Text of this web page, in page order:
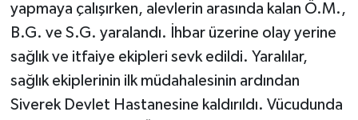
yapmaya çalışırken, alevlerin arasında kalan Ö.M.,
B.G. ve S.G. yaralandı. İhbar üzerine olay yerine
sağlık ve itfaiye ekipleri sevk edildi. Yaralılar,
sağlık ekiplerinin ilk müdahalesinin ardından
Siverek Devlet Hastanesine kaldırıldı. Vücudunda